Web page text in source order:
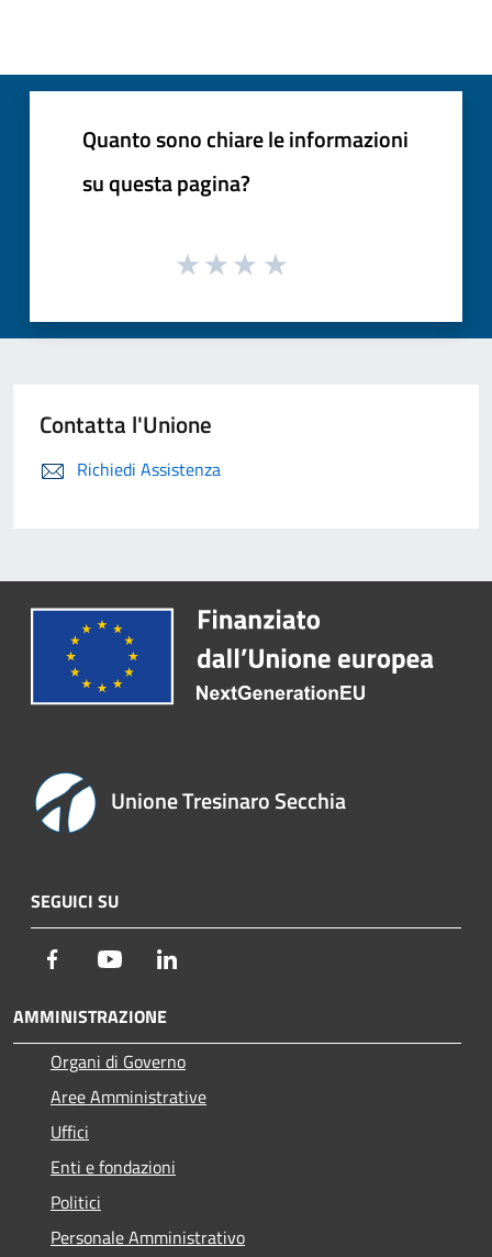
Quanto sono chiare le informazioni
su questa pagina?
Contatta l'Unione
Richiedi Assistenza
Unione Tresinaro Secchia
SEGUICI SU
Facebook Youtube
AMMINISTRAZIONE
Organi di Governo
Aree Amministrative
Uffici
Enti e fondazioni
Politici
Personale Amministrativo